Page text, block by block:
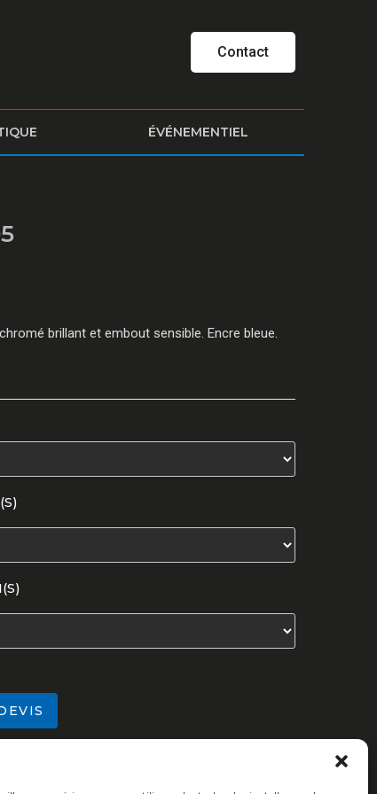
Contact
ÉVÉNEMENTIEL
brillant et embout sensible. Encre bleue.